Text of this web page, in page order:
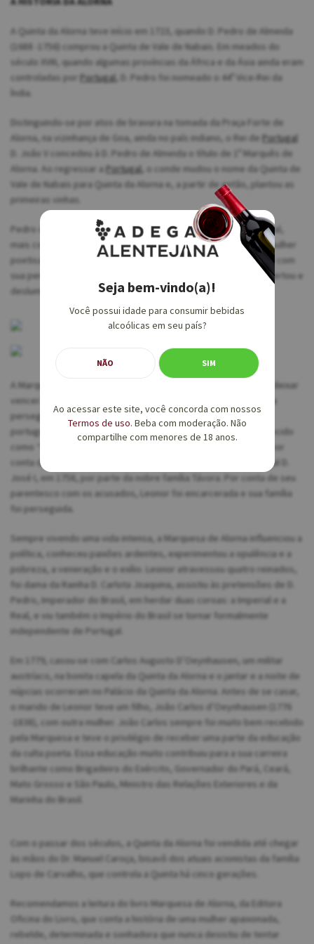
A Quinta da Alorna teve início em 1723, quando D. Pedro de Almeida
(1688 -1756) comprou a Quinta de Vale de Nabais. Em meados do
século XVIII, quando algumas províncias da África e da Ásia ainda eram
controladas por Portugal, D. Pedro foi nomeado o 44º Vice-Rei da
Índia.
Distinguindo-se por atos de bravura na tomada da Praça Forte de
Alorna, na vizinhança de Goa, ainda no país indiano, o Rei de Portugal
D. João V concedeu à D. Pedro de Almeida o título de 1º Marquês de
Alorna. Ao regressar a Portugal, o conde mudou o nome da Quinta de
Vale de Nabais para Quinta da Alorna e, a partir de então, plantou as
primeiras vinhas.
Pedro de Almeida foi avô da famosa Leonor de Almeida Portugal,
mais conhecida como Marquesa de Alorna (1750 – 1839), uma mulher
poetisa, política, poliglota, viajada, inteligente e sedutora, que com
sua personalidade forte e enorme devoção à cultura, desconcertou e
deslumbrou Portugal nos séculos XVIII e XIX.
A Marquesa viveu uma vida intensa e dramática, sem nunca se deixar
vencer. Passou 18 anos de sua vida em uma prisão por conta da
perseguição de Marquês de Pombal, um nobre e diplomata
português que liderou a retaliação do escândalo político conhecido
como “O Processo dos Távoras”. Esse acontecimento se deu por
conta de uma tentativa de assassinato do então Rei de Portugal D.
José I, em 1758, por parte da nobre família Távora. Por conta de seu
parentesco com os acusados, Leonor foi encarcerada e sua família
foi perseguida.
Sempre vivendo uma vida intensa, a Marquesa de Alorna influenciou a
política, conheceu paixões ardentes, experimentou a opulência e a
pobreza, a veneração e o exílio. Leonor atravessou quatro reinados,
foi dama da Rainha D. Carlota Joaquina, assistiu às pretensões de D.
Pedro, Imperador do Brasil, em herdar duas coroas: a Imperial e a
Real, e viu também o Império do Brasil se tornar formalmente
independente de Portugal.
Em 1779, casou-se com Carlos Augusto D’Oeynhausen, um militar
austríaco, na bonita capela da Quinta da Alorna e o jantar e a noite de
núpcias ocorreram no Palácio da Quinta da Alorna. Antes de se casar,
o marido de Leonor teve um filho, João Carlos d’Oeynhausen (1776
-1838), com outra mulher. João Carlos sempre foi muito bem recebido
pela Marquesa e teve o privilégio de receber uma parte da educação
da culta poeta. Essa educação muito contribuiu para a sua carreira
brilhante como Brigadeiro do Exército, Governador do Pará, Ceará,
Mato Grosso e São Paulo, Ministro das Relações Exteriores e da
Marinha do Brasil.
Com o passar dos séculos, a Quinta da Alorna foi vendida até chegar
às mãos do Dr. Manuel Caroça, bisavô dos atuais acionistas da família
Lopo de Carvalho, que controla a Quinta há cinco gerações.
Recomendamos a leitura do livro Marquesa de Alorna, da Editora
Oficina do Livro, que conta a história de uma mulher apaixonada,
rebelde, determinada e sonhadora que nunca desistiu de tentar
Seja bem-vindo(a)!
Você possui idade para consumir bebidas
alcoólicas em seu país?
NÃO SIM
Ao acessar este site, você concorda com nossos
Termos de uso. Beba com moderação. Não
compartilhe com menores de 18 anos.